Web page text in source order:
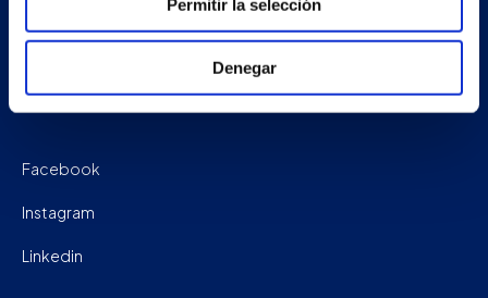
Permitir la selección
Denegar
Work with us
Facebook
Instagram
Linkedin